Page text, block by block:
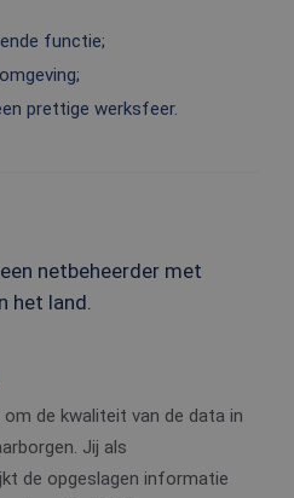
functie;
prettige werksfeer.
netbeheerder met
het land.
de kwaliteit van de data in
Jij als
de opgeslagen informatie